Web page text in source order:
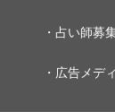
・占い師募
・広告メデ